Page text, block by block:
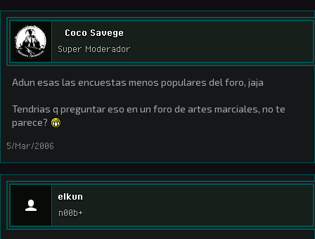
Coco Savege
Super Moderador
Adun esas las encuestas menos populares del foro, jaja
Tendrias q preguntar eso en un foro de artes marciales, no te
parece?
5/Mar/2006
elkun
n00b+